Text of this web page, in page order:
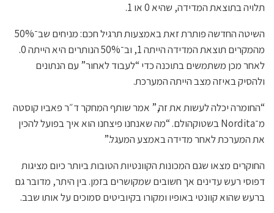
תלויה בתוצאת המדידה, שהיא 0 או 1.
השיטה החדשה פותרת זאת באמצעות תרגיל חכם: מניחים שב־50%
מהמקרים תוצאת המדידה הייתה 1, וב־50% הנותרים היא הייתה 0.
לאחר מכן משתמשים בתוכנה כדי “לעבוד לאחור” עם הנתונים
ולהסיק באיזה מצב הייתה המערכת.
“החומרה יכלה לעשות את זה,” אמר שותף המחקר ד״ר פאביו קוסטה
מ־Nordita בשטוקהולם. “מה שאנחנו פיצחנו הוא איך בפועל להכין
את המערכת לאחר מדידה באמצע המעגל.”
החוקרים מצאו שגם המכונות הקוונטיות הטובות ביותר כיום מציגות
דפוסי רעש עדינים אך חשובים שמקושרים בזמן. בין היתר, מדובר גם
ברעש שהוא קוונטי באופיו ומקורו בקיוביטים סמוכים על אותו שבב.